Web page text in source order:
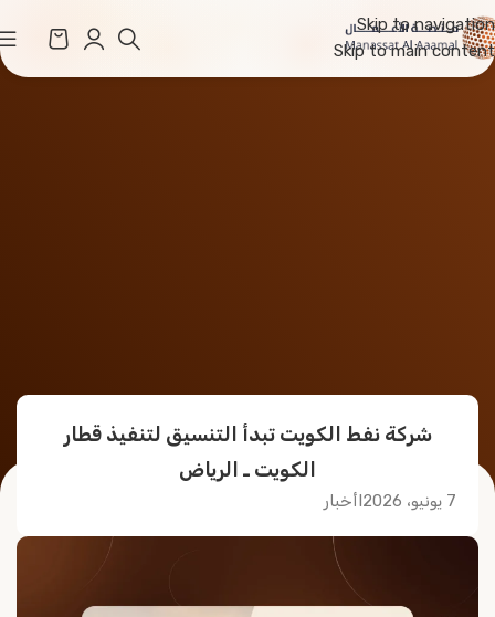
Skip to navigation
Skip to main content
شركة نفط الكويت تبدأ التنسيق لتنفيذ قطار
الكويت ـ الرياض
7 يونيو، 2026 Iأخبار